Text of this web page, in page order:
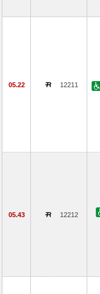
05.22 12211
05.43 12212